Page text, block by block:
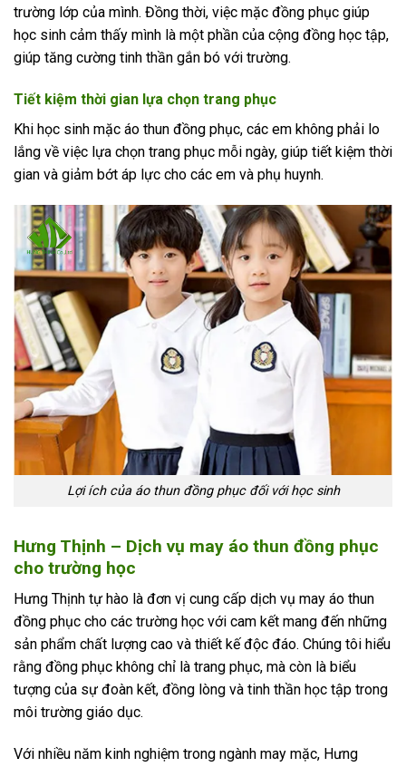
trường lớp của mình. Đồng thời, việc mặc đồng phục giúp
học sinh cảm thấy mình là một phần của cộng đồng học tập,
giúp tăng cường tinh thần gắn bó với trường.
Tiết kiệm thời gian lựa chọn trang phục
Khi học sinh mặc áo thun đồng phục, các em không phải lo
lắng về việc lựa chọn trang phục mỗi ngày, giúp tiết kiệm thời
gian và giảm bớt áp lực cho các em và phụ huynh.
Lợi ích của áo thun đồng phục đối với học sinh
Hưng Thịnh – Dịch vụ may áo thun đồng phục
cho trường học
Hưng Thịnh tự hào là đơn vị cung cấp dịch vụ may áo thun
đồng phục cho các trường học với cam kết mang đến những
sản phẩm chất lượng cao và thiết kế độc đáo. Chúng tôi hiểu
rằng đồng phục không chỉ là trang phục, mà còn là biểu
tượng của sự đoàn kết, đồng lòng và tinh thần học tập trong
môi trường giáo dục.
Với nhiều năm kinh nghiệm trong ngành may mặc, Hưng